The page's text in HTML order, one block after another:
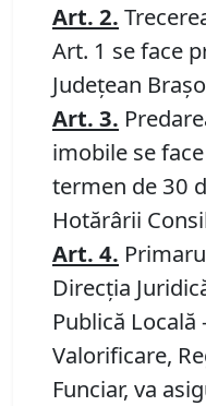
Art. 2.
Art. 1 se face
Județean
Art. 3.
imobile se
termen de 30
Hotărârii
Art. 4.
Direcția
Publică Locală
Valorificare,
Funciar, va